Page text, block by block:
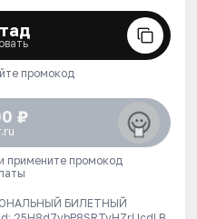
промокод
₽
примените промокод
БИЛЕТНЫЙ